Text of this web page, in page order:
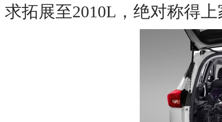
求拓展至2010L，绝对称得